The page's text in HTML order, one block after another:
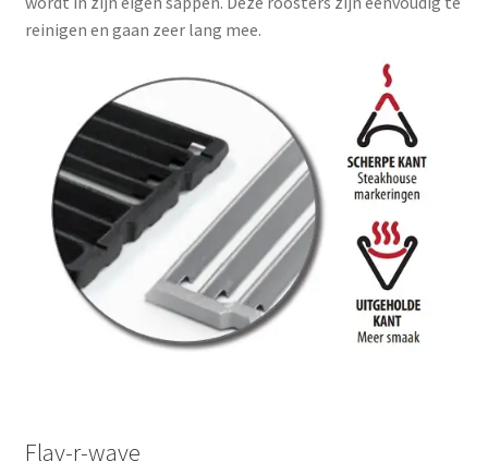
reinigen en gaan zeer lang mee.
Flav-r-wave